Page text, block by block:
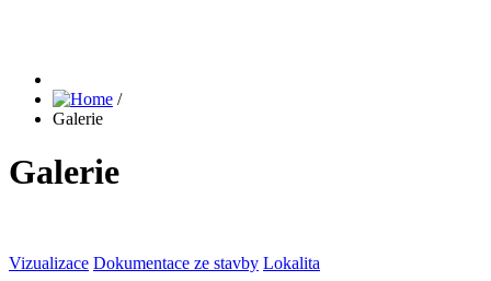
/
Galerie
Galerie
Vizualizace Dokumentace ze stavby Lokalita